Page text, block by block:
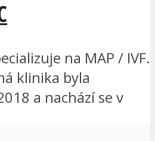
na MAP / IVF.
klinika byla
a nachází se v